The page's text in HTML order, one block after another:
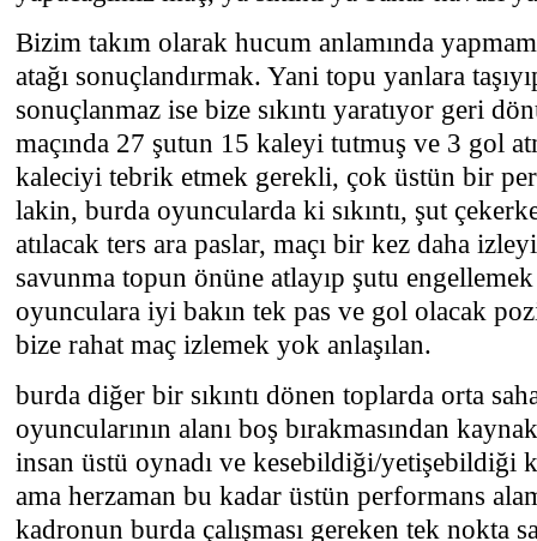
Bizim takım olarak hucum anlamında
atağı sonuçlandırmak. Yani topu yanlara
sonuçlanmaz ise bize sıkıntı yaratıyor geri
maçında 27 şutun 15 kaleyi tutmuş ve 3 gol
kaleciyi tebrik etmek gerekli, çok üstün bir
lakin, burda oyuncularda ki sıkıntı, şut
atılacak ters ara paslar, maçı bir kez daha
savunma topun önüne atlayıp şutu
oyunculara iyi bakın tek pas ve gol olacak
bize rahat maç izlemek yok anlaşılan.
burda diğer bir sıkıntı dönen toplarda orta
oyuncularının alanı boş bırakmasından
insan üstü oynadı ve kesebildiği/yetişebildiği
ama herzaman bu kadar üstün performans
kadronun burda çalışması gereken tek nokta